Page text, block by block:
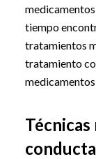
tiempo
tratamientos
tratamiento
medicamentos
conducta